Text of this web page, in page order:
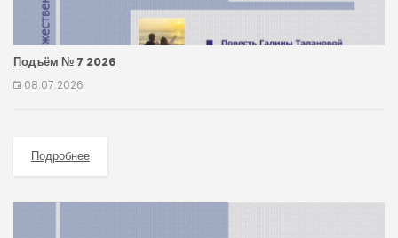
Подъём № 7 2026
08.07.2026
Подробнее